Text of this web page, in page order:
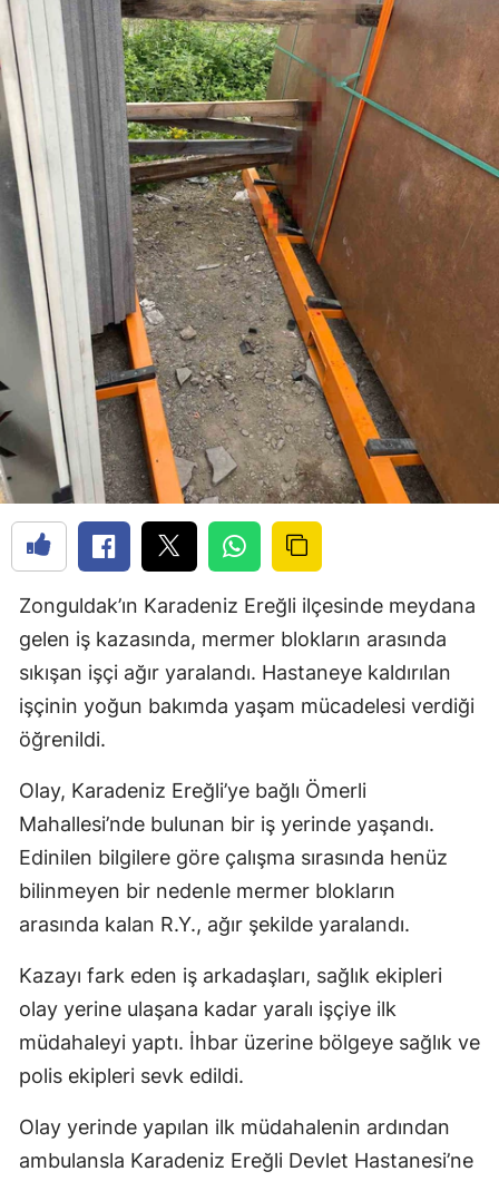
Zonguldak’ın Karadeniz Ereğli ilçesinde meydana
gelen iş kazasında, mermer blokların arasında
sıkışan işçi ağır yaralandı. Hastaneye kaldırılan
işçinin yoğun bakımda yaşam mücadelesi verdiği
öğrenildi.
Olay, Karadeniz Ereğli’ye bağlı Ömerli
Mahallesi’nde bulunan bir iş yerinde yaşandı.
Edinilen bilgilere göre çalışma sırasında henüz
bilinmeyen bir nedenle mermer blokların
arasında kalan R.Y., ağır şekilde yaralandı.
Kazayı fark eden iş arkadaşları, sağlık ekipleri
olay yerine ulaşana kadar yaralı işçiye ilk
müdahaleyi yaptı. İhbar üzerine bölgeye sağlık ve
polis ekipleri sevk edildi.
Olay yerinde yapılan ilk müdahalenin ardından
ambulansla Karadeniz Ereğli Devlet Hastanesi’ne